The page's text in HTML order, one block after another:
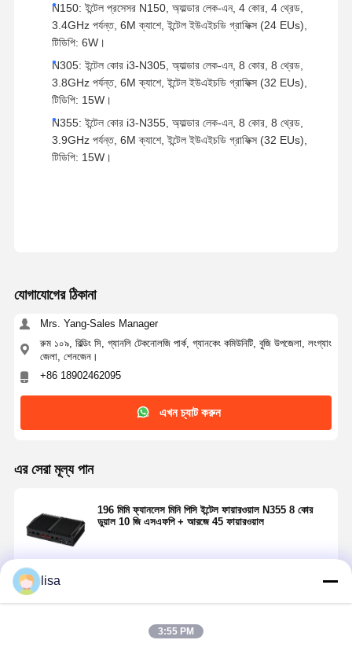
N150: ইন্টেল প্রসেসর N150, অ্যাল্ডার লেক-এন, 4 কোর, 4 থ্রেড,
3.4GHz পর্যন্ত, 6M ক্যাশে, ইন্টেল ইউএইচডি গ্রাফিক্স (24 EUs),
টিডিপি: 6W।
N305: ইন্টেল কোর i3-N305, অ্যাল্ডার লেক-এন, 8 কোর, 8 থ্রেড,
3.8GHz পর্যন্ত, 6M ক্যাশে, ইন্টেল ইউএইচডি গ্রাফিক্স (32 EUs),
টিডিপি: 15W।
N355: ইন্টেল কোর i3-N355, অ্যাল্ডার লেক-এন, 8 কোর, 8 থ্রেড,
3.9GHz পর্যন্ত, 6M ক্যাশে, ইন্টেল ইউএইচডি গ্রাফিক্স (32 EUs),
টিডিপি: 15W।
যোগাযোগের ঠিকানা
Mrs. Yang-Sales Manager
রুম ১০৯, বিল্ডিং সি, গ্যানলি টেকনোলজি পার্ক, গ্যানকেং কমিউনিটি, বুজি উপজেলা, লংগ্যাং
জেলা, শেনজেন।
+86 18902462095
এখন চ্যাট করুন
এর সেরা মূল্য পান
196 মিমি ফ্যানলেস মিনি পিসি ইন্টেল ফায়ারওয়াল N355 8 কোর
ডুয়াল 10 জি এসএফপি + আরজে 45 ফায়ারওয়াল
lisa
3:55 PM